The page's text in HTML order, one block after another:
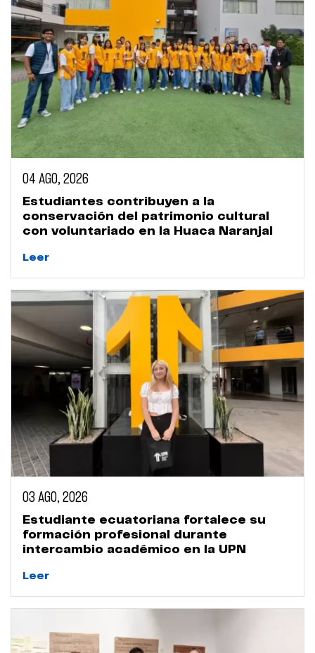
04 AGO, 2026
Estudiantes contribuyen a la
conservación del patrimonio cultural
con voluntariado en la Huaca Naranjal
Leer
03 AGO, 2026
Estudiante ecuatoriana fortalece su
formación profesional durante
intercambio académico en la UPN
Leer